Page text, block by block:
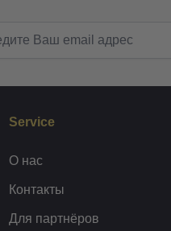
Service
О нас
Контакты
Для партнёров